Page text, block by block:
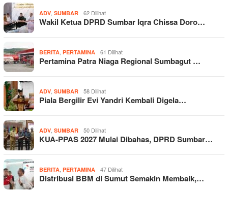
ADV SUMBAR 62 Dilihat
Wakil Ketua DPRD Sumbar Iqra Chissa Doro…
BERITA PERTAMINA 61 Dilihat
Pertamina Patra Niaga Regional Sumbagut …
ADV SUMBAR 58 Dilihat
Piala Bergilir Evi Yandri Kembali Digela…
ADV SUMBAR 50 Dilihat
KUA-PPAS 2027 Mulai Dibahas, DPRD Sumbar…
BERITA PERTAMINA 47 Dilihat
Distribusi BBM di Sumut Semakin Membaik,…